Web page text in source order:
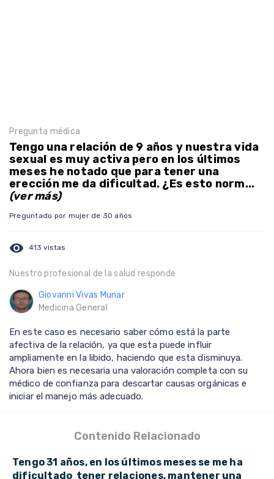
Pregunta médica
Tengo una relación de 9 años y nuestra vida
sexual es muy activa pero en los últimos
meses he notado que para tener una
erección me da dificultad. ¿Es esto norm...
(ver más)
Preguntado por mujer de 30 años
visibility 413 vistas
Nuestro profesional de la salud responde
Giovanni Vivas Munar
Medicina General
En este caso es necesario saber cómo está la parte
afectiva de la relación, ya que esta puede influir
ampliamente en la libido, haciendo que esta disminuya.
Ahora bien es necesaria una valoración completa con su
médico de confianza para descartar causas orgánicas e
iniciar el manejo más adecuado.
Contenido Relacionado
Tengo 31 años, en los últimos meses se me ha
dificultado tener relaciones, mantener una